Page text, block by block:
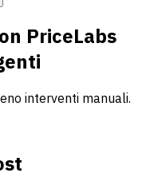
PriceLabs
interventi manuali.